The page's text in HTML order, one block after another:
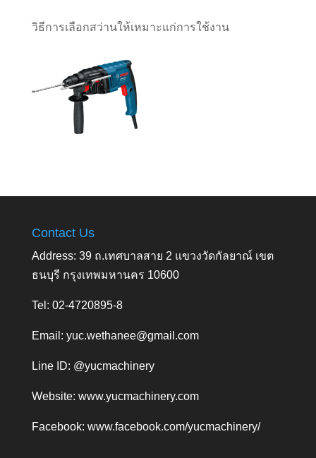
วิธีการเลือกสว่านให้เหมาะแก่การใช้งาน
Contact Us
Address: 39 ถ.เทศบาลสาย 2 แขวงวัดกัลยาณ์ เขต
ธนบุรี กรุงเทพมหานคร 10600
Tel: 02-4720895-8
Email: yuc.wethanee@gmail.com
Line ID: @yucmachinery
Website: www.yucmachinery.com
Facebook: www.facebook.com/yucmachinery/